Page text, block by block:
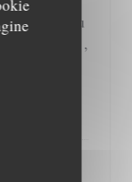
Tome et au
vin rouge ,